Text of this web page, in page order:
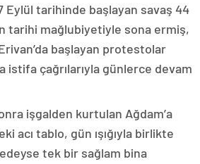
Eylül tarihinde başlayan savaş 44
tarihi mağlubiyetiyle sona ermiş,
başlayan protestolar
istifa çağrılarıyla günlerce devam
işgalden kurtulan Ağdam’a
acı tablo, gün ışığıyla birlikte
tek bir sağlam bina